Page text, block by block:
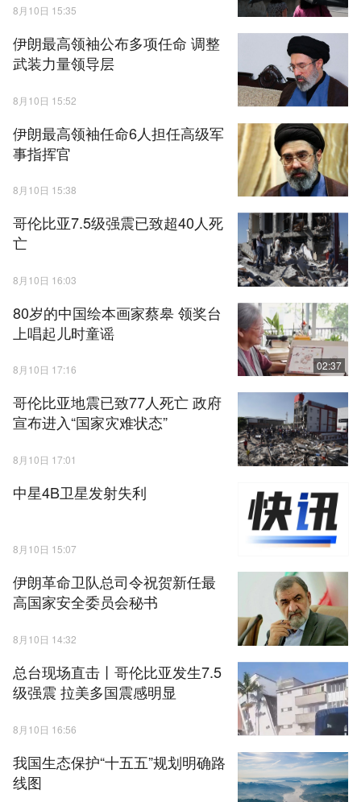
8月10日 15:35
伊朗最高领袖公布多项任命 调整
武装力量领导层
8月10日 15:52
伊朗最高领袖任命6人担任高级军
事指挥官
8月10日 15:38
哥伦比亚7.5级强震已致超40人死
亡
8月10日 16:03
80岁的中国绘本画家蔡皋 领奖台
上唱起儿时童谣
8月10日 17:16 02:37
哥伦比亚地震已致77人死亡 政府
宣布进入“国家灾难状态”
8月10日 17:01
中星4B卫星发射失利
8月10日 15:07
伊朗革命卫队总司令祝贺新任最
高国家安全委员会秘书
8月10日 14:32
总台现场直击丨哥伦比亚发生7.5
级强震 拉美多国震感明显
8月10日 16:56
我国生态保护“十五五”规划明确路
线图